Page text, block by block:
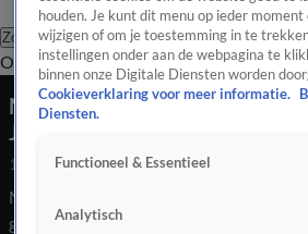
Zoeken
OverzichtEntertainmentSpraakmakend
Merel Ek vertelt hoeveel
Johan Derksen in Grolloo heeft
18 mrt 2026, 23:01
Merel Ek is aanwezig in het Drentse
gemeentehuis van de gemeente Aa en
houden. Je kunt dit menu op ieder
wijzigen of om je toestemming in te
instellingen onder aan de webpagina te
binnen onze Digitale Diensten worden
Cookieverklaring voor meer informatie.
Diensten.
Functioneel & Essentieel
Analytisch